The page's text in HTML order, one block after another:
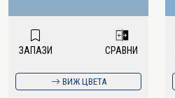
ЗАПАЗИ СРАВНИ
ВИЖ ЦВЕТА